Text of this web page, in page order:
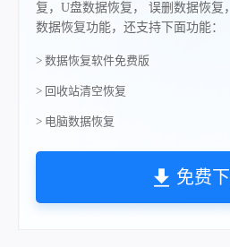
复，U盘数据恢复， 误删数据恢复
数据恢复功能，还支持下面功能：
> 数据恢复软件免费版
> 回收站清空恢复
> 电脑数据恢复
免费